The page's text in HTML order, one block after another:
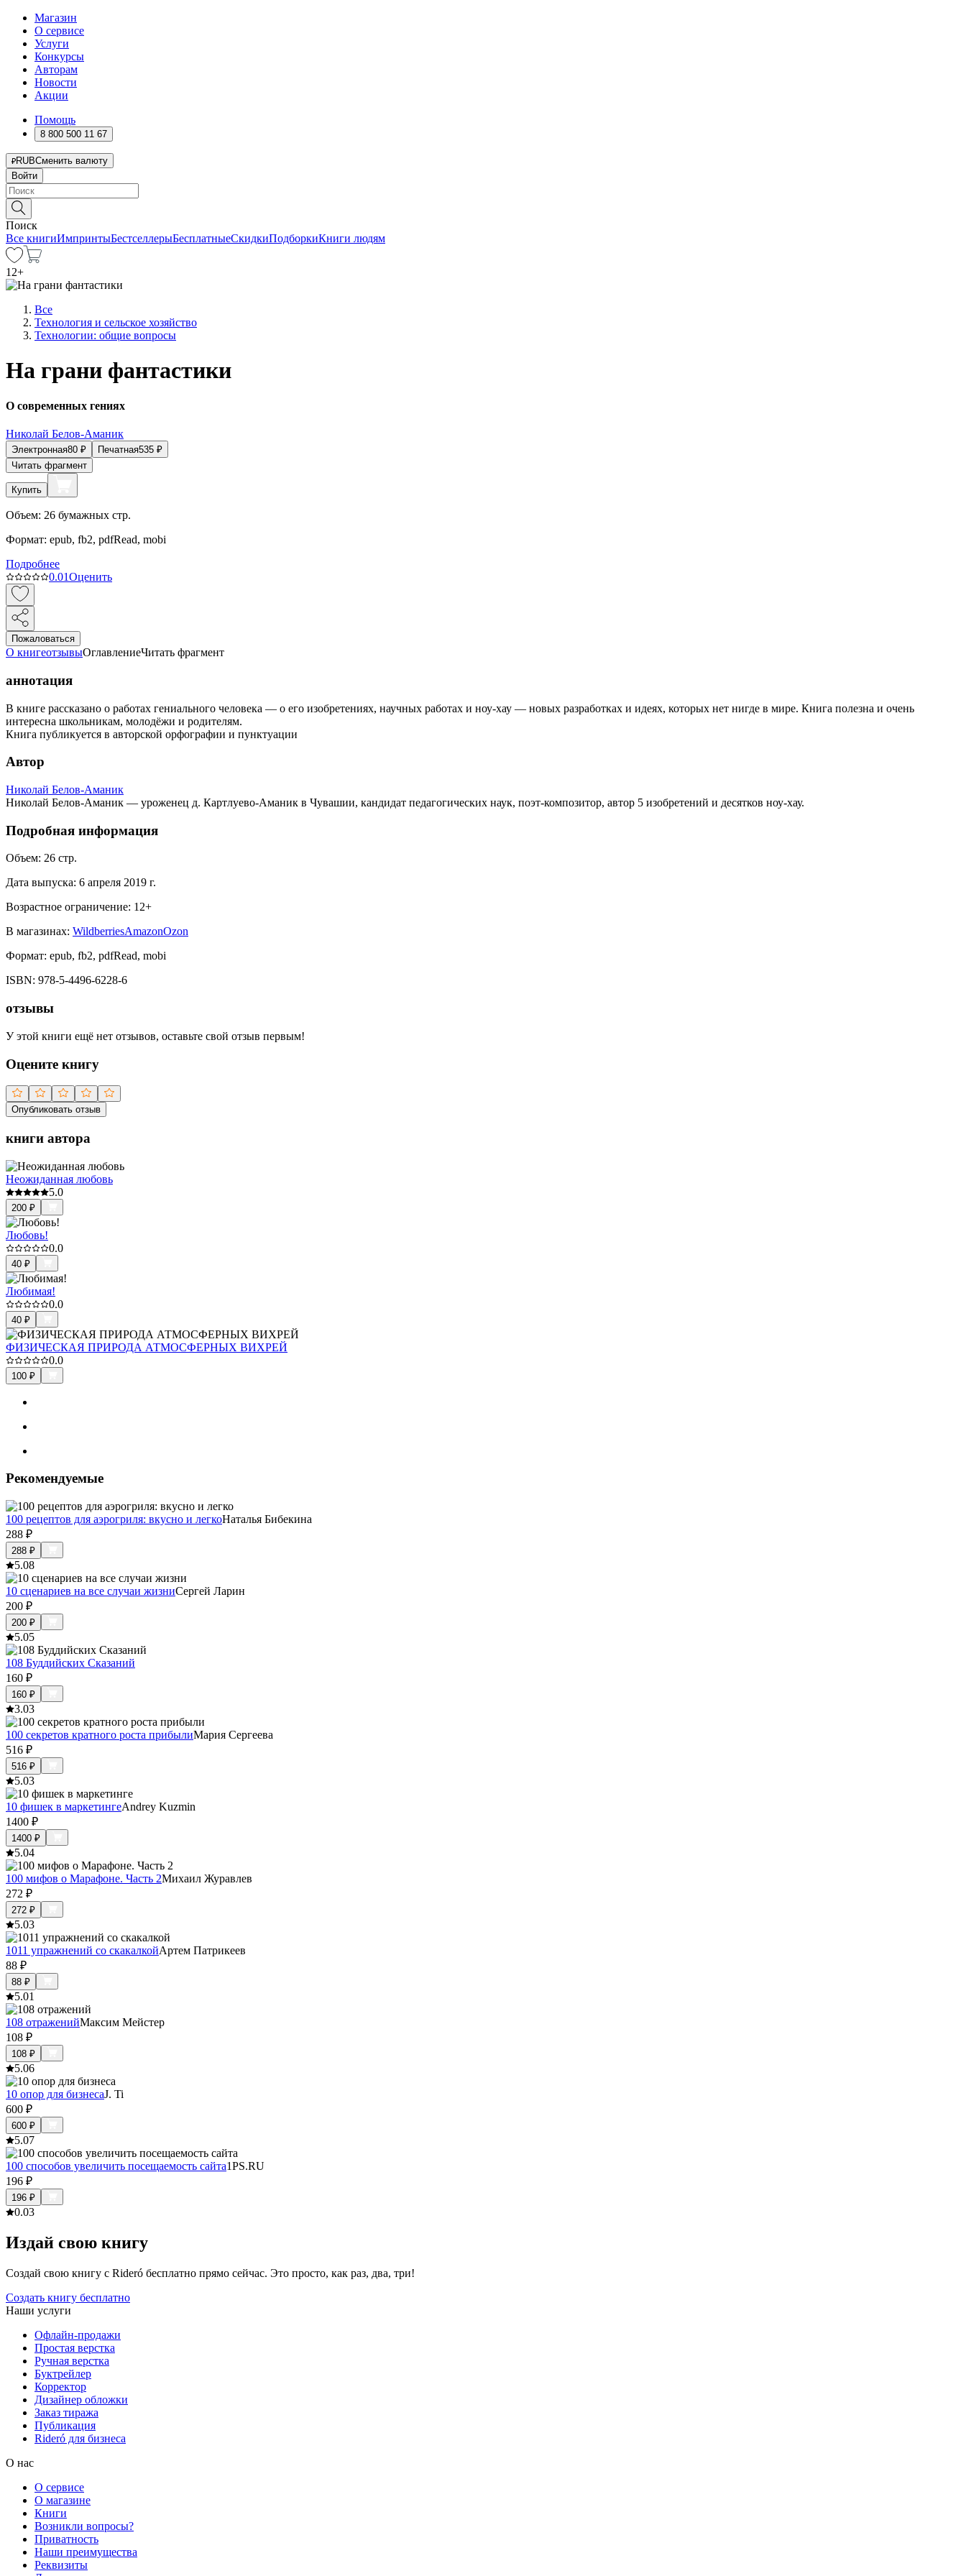
Магазин
О сервисе
Услуги
Конкурсы
Авторам
Новости
Акции
Помощь
8 800 500 11 67
RUBСменить валюту
Войти
Поиск
Все книгиИмпринтыБестселлерыБесплатныеСкидкиПодборкиКниги людям
12+
Все
Технология и сельское хозяйство
Технологии: общие вопросы
На грани фантастики
О современных гениях
Николай Белов-Аманик
Электронная80 ₽ Печатная535 ₽
Читать фрагмент
Купить
Объем: 26 бумажных стр.
Формат: epub, fb2, pdfRead, mobi
Подробнее
0.01Оценить
Пожаловаться
О книгеотзывыОглавлениеЧитать фрагмент
аннотация
В книге рассказано о работах гениального человека — о его изобретениях, научных работах и ноу-хау — новых разработках и идеях, которых нет нигде в мире. Книга полезна и очень
интересна школьникам, молодёжи и родителям.
Книга публикуется в авторской орфографии и пунктуации
Автор
Николай Белов-Аманик
Николай Белов-Аманик — уроженец д. Картлуево-Аманик в Чувашии, кандидат педагогических наук, поэт-композитор, автор 5 изобретений и десятков ноу-хау.
Подробная информация
Объем: 26 стр.
Дата выпуска: 6 апреля 2019 г.
Возрастное ограничение: 12+
В магазинах: WildberriesAmazonOzon
Формат: epub, fb2, pdfRead, mobi
ISBN: 978-5-4496-6228-6
отзывы
У этой книги ещё нет отзывов, оставьте свой отзыв первым!
Оцените книгу
Опубликовать отзыв
книги автора
Неожиданная любовь
5.0
200 ₽
Любовь!
0.0
40 ₽
Любимая!
0.0
40 ₽
ФИЗИЧЕСКАЯ ПРИРОДА АТМОСФЕРНЫХ ВИХРЕЙ
0.0
100 ₽
Рекомендуемые
100 рецептов для аэрогриля: вкусно и легкоНаталья Бибекина
288 ₽
288 ₽
5.08
10 сценариев на все случаи жизниСергей Ларин
200 ₽
200 ₽
5.05
108 Буддийских Сказаний
160 ₽
160 ₽
3.03
100 секретов кратного роста прибылиМария Сергеева
516 ₽
516 ₽
5.03
10 фишек в маркетингеAndrey Kuzmin
1400 ₽
1400 ₽
5.04
100 мифов о Марафоне. Часть 2Михаил Журавлев
272 ₽
272 ₽
5.03
1011 упражнений со скакалкойАртем Патрикеев
88 ₽
88 ₽
5.01
108 отраженийМаксим Мейстер
108 ₽
108 ₽
5.06
10 опор для бизнесаJ. Ti
600 ₽
600 ₽
5.07
100 способов увеличить посещаемость сайта1PS.RU
196 ₽
196 ₽
0.03
Издай свою книгу
Создай свою книгу с Rideró бесплатно прямо сейчас. Это просто, как раз, два, три!
Создать книгу бесплатно
Наши услуги
Офлайн-продажи
Простая верстка
Ручная верстка
Буктрейлер
Корректор
Дизайнер обложки
Заказ тиража
Публикация
Rideró для бизнеса
О нас
О сервисе
О магазине
Книги
Возникли вопросы?
Приватность
Наши преимущества
Реквизиты